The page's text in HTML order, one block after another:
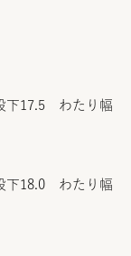
下17.5 わたり幅
下18.0 わたり幅